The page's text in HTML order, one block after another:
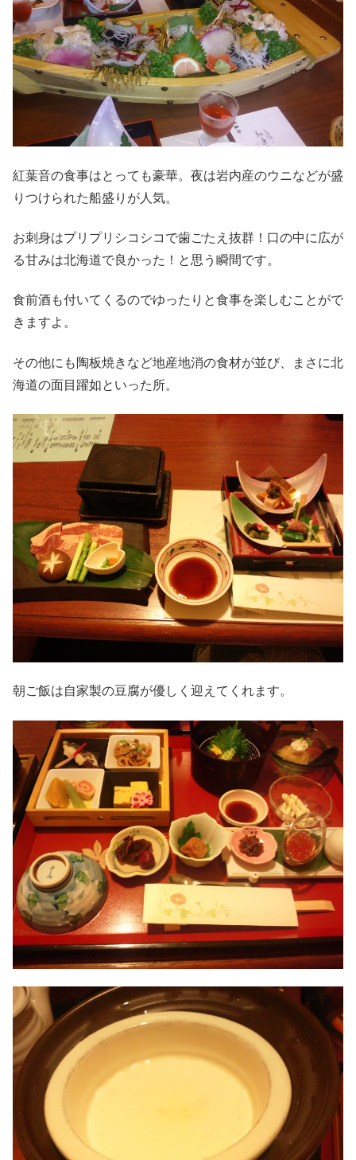
紅葉音の食事はとっても豪華。夜は岩内産のウニなどが盛
りつけられた船盛りが人気。
お刺身はプリプリシコシコで歯ごたえ抜群！口の中に広が
る甘みは北海道で良かった！と思う瞬間です。
食前酒も付いてくるのでゆったりと食事を楽しむことがで
きますよ。
その他にも陶板焼きなど地産地消の食材が並び、まさに北
海道の面目躍如といった所。
朝ご飯は自家製の豆腐が優しく迎えてくれます。